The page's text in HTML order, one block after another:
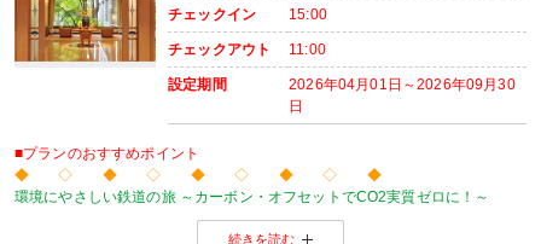
内容:
チェックイン 15:00
チェックアウト 11:00
設定期間
2026年04月01日～2026年09月30
日
■プランのおすすめポイント
◆ ◇ ◆ ◇ ◆ ◇ ◆ ◇ ◆
環境にやさしい鉄道の旅 ～カーボン・オフセットでCO2実質ゼロに！～
当プランの旅行代金にはカーボン・オフセット代金（J-クレジット代金）が含
続きを読む